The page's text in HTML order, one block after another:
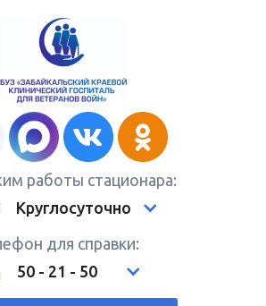
работы стационара:
Круглосуточно
для справки:
50 - 21 - 50